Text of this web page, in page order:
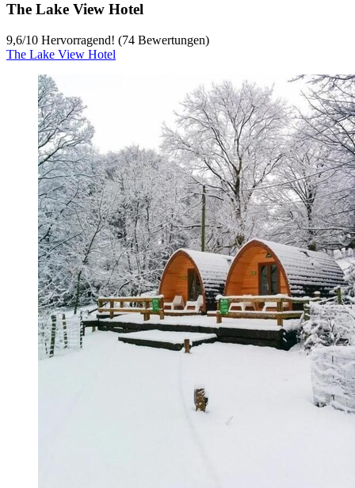
The Lake View Hotel
9,6/10 Hervorragend! (74 Bewertungen)
The Lake View Hotel